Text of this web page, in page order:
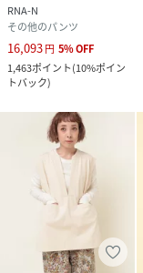
RNA-N
その他のパンツ
16,093円 5%OFF
1,463ポイント(10%ポイン
トバック)